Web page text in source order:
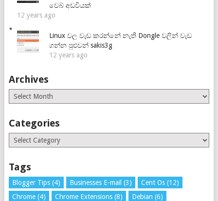
වෙබ් අඩවියක්
12 years ago
Linux වල වැඩ කරන්නේ නැති Dongle වලින් වැඩ
ගන්න පුළුවන් sakis3g
12 years ago
Archives
Archives
Categories
Categories
Tags
Blogger Tips(4) Businesses E-mail (3) Cent Os(12)
Chrome(4) Chrome Extensions(8) Debian (6)